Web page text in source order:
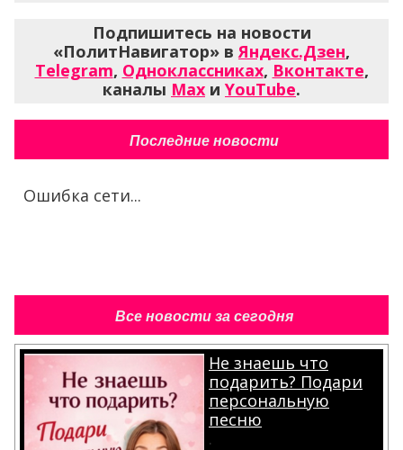
Подпишитесь на новости
«ПолитНавигатор» вЯндекс.Дзен,
Telegram, Одноклассниках, Вконтакте,
каналы Max и YouTube.
Последние новости
Ошибка сети...
Все новости за сегодня
Не знаешь что
подарить? Подари
персональную
песню
.